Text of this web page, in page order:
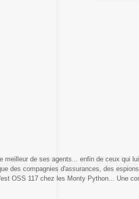
de ses agents... enfin de ceux qui
des compagnies d'assurances, des
OSS 117 chez les Monty Python... Une